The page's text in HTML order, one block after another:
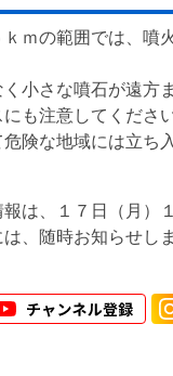
ｍの範囲では、噴
小さな噴石が遠方
も注意してください
険な地域には立ち
報は、１７日（月
、随時お知らせしま